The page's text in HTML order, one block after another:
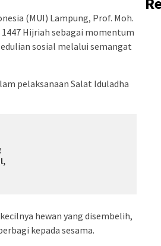
(MUI) Lampung, Prof. Moh.
Hijriah sebagai momentum
sosial melalui semangat
pelaksanaan Salat Iduladha
hewan yang disembelih,
kepada sesama.